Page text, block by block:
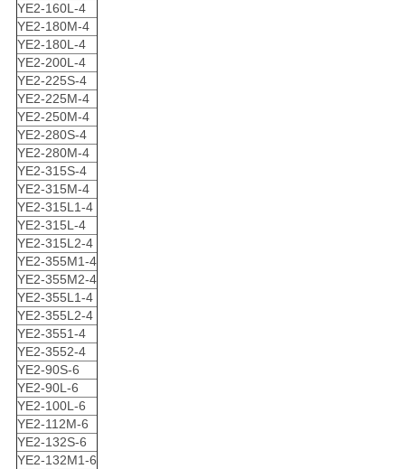
YE2-160L-4
YE2-180M-4
YE2-180L-4
YE2-200L-4
YE2-225S-4
YE2-225M-4
YE2-250M-4
YE2-280S-4
YE2-280M-4
YE2-315S-4
YE2-315M-4
YE2-315L1-4
YE2-315L-4
YE2-315L2-4
YE2-355M1-4
YE2-355M2-4
YE2-355L1-4
YE2-355L2-4
YE2-3551-4
YE2-3552-4
YE2-90S-6
YE2-90L-6
YE2-100L-6
YE2-112M-6
YE2-132S-6
YE2-132M1-6